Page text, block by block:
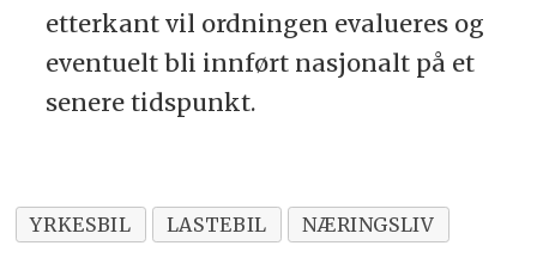
etterkant vil ordningen evalueres og
eventuelt bli innført nasjonalt på et
senere tidspunkt.
YRKESBIL LASTEBIL NÆRINGSLIV